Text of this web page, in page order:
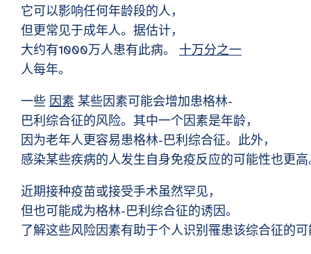
它可以影响任何年龄段的人，
但更常见于成年人。据估计，
大约有1000万人患有此病。 十万分之一
人每年。
一些 因素 某些因素可能会增加患格林-
巴利综合征的风险。其中一个因素是年龄，
因为老年人更容易患格林-巴利综合征。此外，
感染某些疾病的人发生自身免疫反应的可能性也更高
近期接种疫苗或接受手术虽然罕见，
但也可能成为格林-巴利综合征的诱因。
了解这些风险因素有助于个人识别罹患该综合征的